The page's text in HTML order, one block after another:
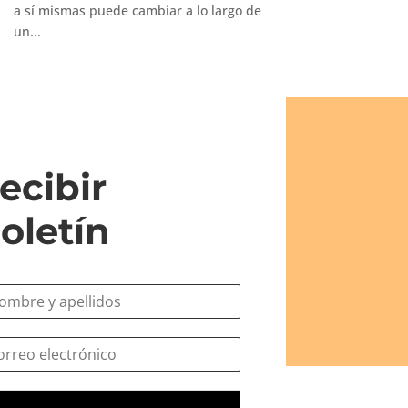
a sí mismas puede cambiar a lo largo de
un...